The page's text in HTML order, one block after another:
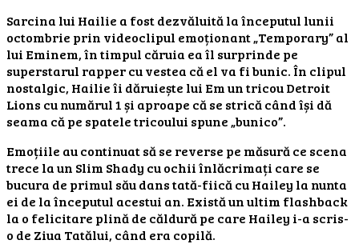
Sarcina lui Hailie a fost dezvăluită la începutul lunii
octombrie prin videoclipul emoționant „Temporary” al
lui Eminem, în timpul căruia ea îl surprinde pe
superstarul rapper cu vestea că el va fi bunic. În clipul
nostalgic, Hailie îi dăruiește lui Em un tricou Detroit
Lions cu numărul 1 și aproape că se strică când își dă
seama că pe spatele tricoului spune „bunico”.
Emoțiile au continuat să se reverse pe măsură ce scena
trece la un Slim Shady cu ochii înlăcrimați care se
bucura de primul său dans tată-fiică cu Hailey la nunta
ei de la începutul acestui an. Există un ultim flashback
la o felicitare plină de căldură pe care Hailey i-a scris-
o de Ziua Tatălui, când era copilă.